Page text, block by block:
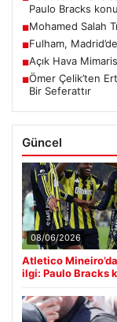
Paulo Bracks
■Mohamed Salah
■Fulham,
■Açık Hava
■Ömer Çelik’ten
Bir Seferattır
Güncel
08/06/2026
Atletico
ilgi: Paulo Bracks